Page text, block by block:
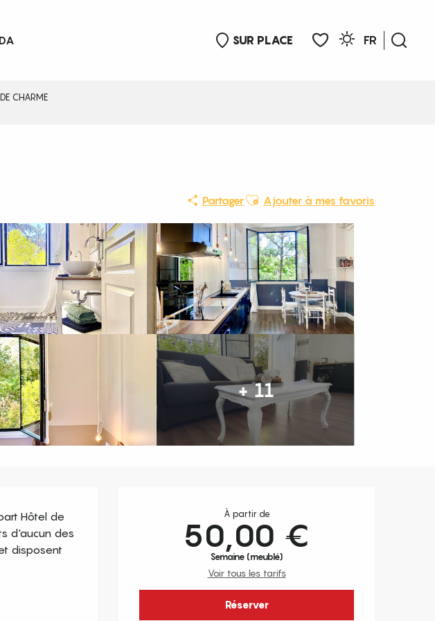
SUR PLACE
FR
CHARME
PartagerAjouter aux favoris
Ajouter à mes favoris
+ 11
Ouverture et coordonnées
À partir de
50,00 €
Semaine (meublé)
Voir tous les tarifs
Réserver
Hôtel de
d'aucun des
disposent